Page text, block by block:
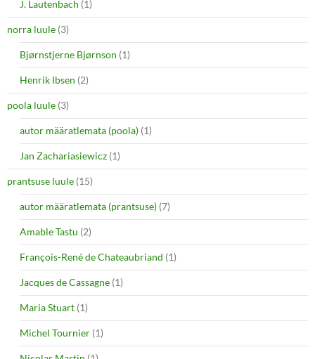
J. Lautenbach (1)
norra luule (3)
Bjørnstjerne Bjørnson (1)
Henrik Ibsen (2)
poola luule (3)
autor määratlemata (poola) (1)
Jan Zachariasiewicz (1)
prantsuse luule (15)
autor määratlemata (prantsuse) (7)
Amable Tastu (2)
François-René de Chateaubriand (1)
Jacques de Cassagne (1)
Maria Stuart (1)
Michel Tournier (1)